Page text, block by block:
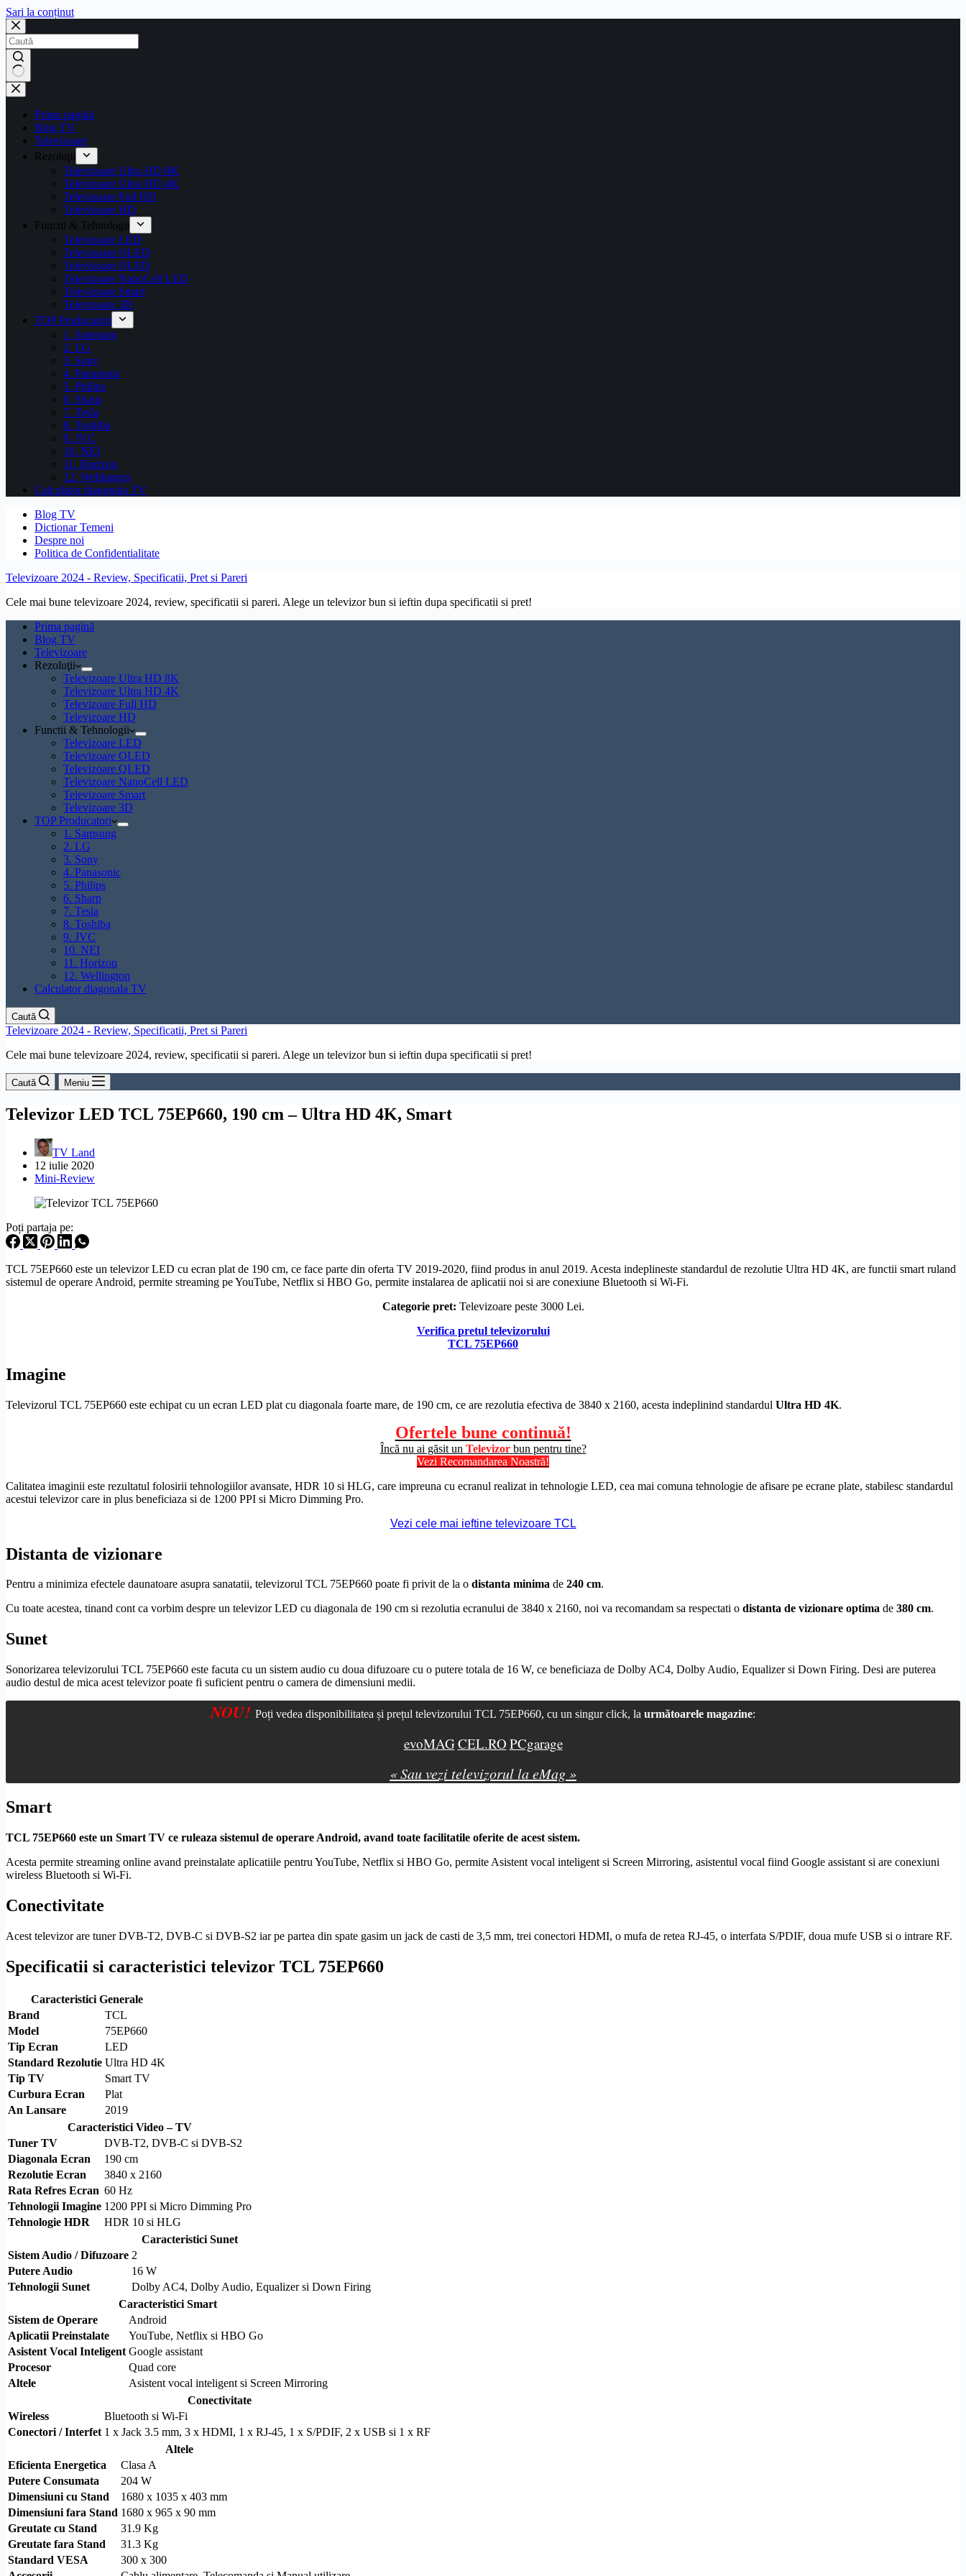
Sari la conținut
Prima pagină
Blog TV
Televizoare
Rezoluţii
Televizoare Ultra HD 8K
Televizoare Ultra HD 4K
Televizoare Full HD
Televizoare HD
Functii & Tehnologii
Televizoare LED
Televizoare OLED
Televizoare QLED
Televizoare NanoCell LED
Televizoare Smart
Televizoare 3D
TOP Producatori
1. Samsung
2. LG
3. Sony
4. Panasonic
5. Philips
6. Sharp
7. Tesla
8. Toshiba
9. JVC
10. NEI
11. Horizon
12. Wellington
Calculator diagonala TV
Blog TV
Dictionar Temeni
Despre noi
Politica de Confidentialitate
Televizoare 2024 - Review, Specificatii, Pret si Pareri
Cele mai bune televizoare 2024, review, specificatii si pareri. Alege un televizor bun si ieftin dupa specificatii si pret!
Prima pagină
Blog TV
Televizoare
Rezoluţii
Televizoare Ultra HD 8K
Televizoare Ultra HD 4K
Televizoare Full HD
Televizoare HD
Functii & Tehnologii
Televizoare LED
Televizoare OLED
Televizoare QLED
Televizoare NanoCell LED
Televizoare Smart
Televizoare 3D
TOP Producatori
1. Samsung
2. LG
3. Sony
4. Panasonic
5. Philips
6. Sharp
7. Tesla
8. Toshiba
9. JVC
10. NEI
11. Horizon
12. Wellington
Calculator diagonala TV
Caută
Televizoare 2024 - Review, Specificatii, Pret si Pareri
Cele mai bune televizoare 2024, review, specificatii si pareri. Alege un televizor bun si ieftin dupa specificatii si pret!
Caută Meniu
Televizor LED TCL 75EP660, 190 cm – Ultra HD 4K, Smart
TV Land
12 iulie 2020
Mini-Review
Poți partaja pe:
TCL 75EP660 este un televizor LED cu ecran plat de 190 cm, ce face parte din oferta TV 2019-2020, fiind produs in anul 2019. Acesta indeplineste standardul de rezolutie Ultra HD 4K, are functii smart ruland
sistemul de operare Android, permite streaming pe YouTube, Netflix si HBO Go, permite instalarea de aplicatii noi si are conexiune Bluetooth si Wi-Fi.
Categorie pret: Televizoare peste 3000 Lei.
Verifica pretul televizorului
TCL 75EP660
Imagine
Televizorul TCL 75EP660 este echipat cu un ecran LED plat cu diagonala foarte mare, de 190 cm, ce are rezolutia efectiva de 3840 x 2160, acesta indeplinind standardul Ultra HD 4K.
Ofertele bune continuă!
Încă nu ai găsit un Televizor bun pentru tine?
Vezi Recomandarea Noastră!
Calitatea imaginii este rezultatul folosirii tehnologiilor avansate, HDR 10 si HLG, care impreuna cu ecranul realizat in tehnologie LED, cea mai comuna tehnologie de afisare pe ecrane plate, stabilesc standardul
acestui televizor care in plus beneficiaza si de 1200 PPI si Micro Dimming Pro.
Vezi cele mai ieftine televizoare TCL
Distanta de vizionare
Pentru a minimiza efectele daunatoare asupra sanatatii, televizorul TCL 75EP660 poate fi privit de la o distanta minima de 240 cm.
Cu toate acestea, tinand cont ca vorbim despre un televizor LED cu diagonala de 190 cm si rezolutia ecranului de 3840 x 2160, noi va recomandam sa respectati o distanta de vizionare optima de 380 cm.
Sunet
Sonorizarea televizorului TCL 75EP660 este facuta cu un sistem audio cu doua difuzoare cu o putere totala de 16 W, ce beneficiaza de Dolby AC4, Dolby Audio, Equalizer si Down Firing. Desi are puterea
audio destul de mica acest televizor poate fi suficient pentru o camera de dimensiuni medii.
NOU! Poți vedea disponibilitatea și prețul televizorului TCL 75EP660, cu un singur click, la următoarele magazine:
evoMAGCEL.RO PCgarage
« Sau vezi televizorul la eMag »
Smart
TCL 75EP660 este un Smart TV ce ruleaza sistemul de operare Android, avand toate facilitatile oferite de acest sistem.
Acesta permite streaming online avand preinstalate aplicatiile pentru YouTube, Netflix si HBO Go, permite Asistent vocal inteligent si Screen Mirroring, asistentul vocal fiind Google assistant si are conexiuni
wireless Bluetooth si Wi-Fi.
Conectivitate
Acest televizor are tunerDVB-T2, DVB-C si DVB-S2 iar pe partea din spate gasim un jack de casti de 3,5 mm, trei conectori HDMI, o mufa de retea RJ-45, o interfata S/PDIF, doua mufe USB si o intrare RF.
Specificatii si caracteristici televizor TCL 75EP660
Caracteristici Generale
Brand
TCL
Model
75EP660
Tip Ecran
LED
Standard Rezolutie Ultra HD 4K
Tip TV
Smart TV
Curbura Ecran
Plat
An Lansare
2019
Caracteristici Video – TV
Tuner TV
DVB-T2, DVB-C si DVB-S2
Diagonala Ecran
190 cm
Rezolutie Ecran
3840 x 2160
Rata Refres Ecran 60 Hz
Tehnologii Imagine 1200 PPI si Micro Dimming Pro
Tehnologie HDR HDR 10 si HLG
Caracteristici Sunet
Sistem Audio / Difuzoare 2
Putere Audio
16 W
Tehnologii Sunet
Dolby AC4, Dolby Audio, Equalizer si Down Firing
Caracteristici Smart
Sistem de Operare
Android
Aplicatii Preinstalate
YouTube, Netflix si HBO Go
Asistent Vocal Inteligent Google assistant
Procesor
Quad core
Altele
Asistent vocal inteligent si Screen Mirroring
Conectivitate
Wireless
Bluetooth si Wi-Fi
Conectori / Interfet 1 x Jack 3.5 mm, 3 x HDMI, 1 x RJ-45, 1 x S/PDIF, 2 x USB si 1 x RF
Altele
Eficienta Energetica
Clasa A
Putere Consumata
204 W
Dimensiuni cu Stand
1680 x 1035 x 403 mm
Dimensiuni fara Stand 1680 x 965 x 90 mm
Greutate cu Stand
31.9 Kg
Greutate fara Stand
31.3 Kg
Standard VESA
300 x 300